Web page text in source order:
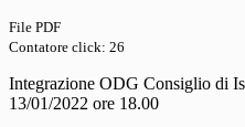
File PDF
Contatore click: 26
Integrazione ODG Consiglio di
13/01/2022 ore 18.00